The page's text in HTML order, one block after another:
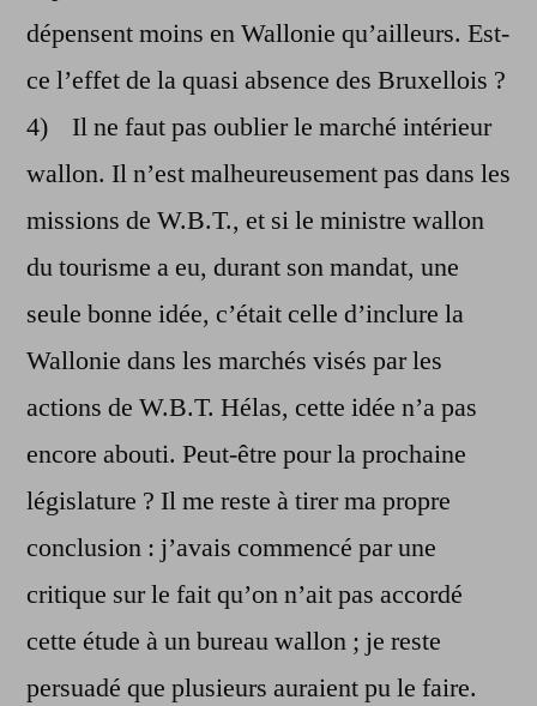
dépensent moins en Wallonie qu’ailleurs. Est-
ce l’effet de la quasi absence des Bruxellois ?
4) Il ne faut pas oublier le marché intérieur
wallon. Il n’est malheureusement pas dans les
missions de W.B.T., et si le ministre wallon
du tourisme a eu, durant son mandat, une
seule bonne idée, c’était celle d’inclure la
Wallonie dans les marchés visés par les
actions de W.B.T. Hélas, cette idée n’a pas
encore abouti. Peut-être pour la prochaine
législature ? Il me reste à tirer ma propre
conclusion : j’avais commencé par une
critique sur le fait qu’on n’ait pas accordé
cette étude à un bureau wallon ; je reste
persuadé que plusieurs auraient pu le faire.